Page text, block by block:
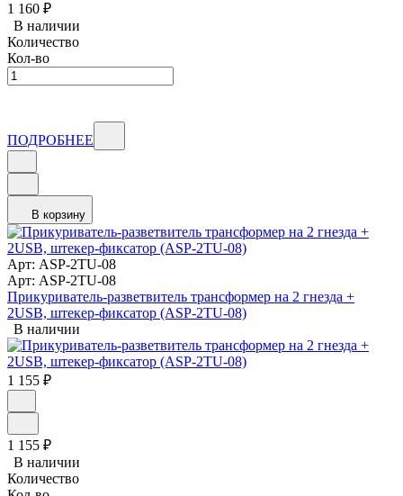
1 160 ₽
В наличии
Количество
Кол-во
ПОДРОБНЕЕ
В корзину
Арт: ASP-2TU-08
Арт: ASP-2TU-08
Прикуриватель-разветвитель трансформер на 2 гнезда +
2USB, штекер-фиксатор (ASP-2TU-08)
В наличии
1 155 ₽
1 155 ₽
В наличии
Количество